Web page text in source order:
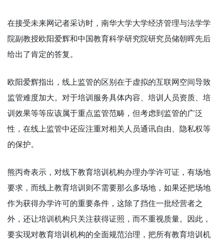
在接受未来网记者采访时，南华大学大学经济管理与法学学
院副教授欧阳爱辉和中国教育科学研究院研究员储朝晖先后
给出了肯定的答复。
欧阳爱辉指出，线上监管的区别在于虚拟的互联网空间导致
监管难度加大。对于培训服务具体内容、培训人员资质、培
训效果等等应该属于重点监管范畴，但考虑到监管的广泛
性，在线上监管中还应注重对相关人员通讯自由、隐私权等
的保护。
熊丙奇表示，对线下教育培训机构办理办学许可证，有场地
要求，而线上教育培训则不需要那么多场地，如果还把场地
作为获得办学许可的重要条件，这除了挡住一批经营者之
外，还让培训机构只关注获得证照，而不重视质量。因此，
要实现对教育培训机构的全面规范治理，把所有教育培训机